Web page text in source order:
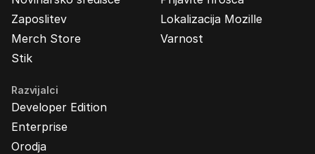
Zaposlitev
Merch Store
Stik
Lokalizacija Mozille
Varnost
Razvijalci
Developer Edition
Enterprise
Orodja